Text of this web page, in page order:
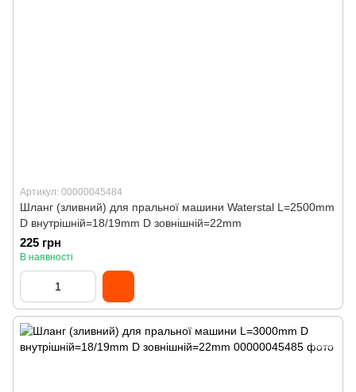
Артикул: 00000045484
Шланг (зливний) для пральної машини Waterstal L=2500mm
D внутрішній=18/19mm D зовнішній=22mm
225 грн
В наявності